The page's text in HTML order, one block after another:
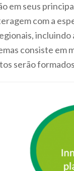
em seus
com a
incluindo
consiste
serão